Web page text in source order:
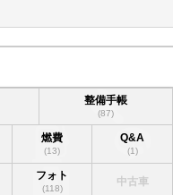
整備手帳
(87)
燃費
(13)
Q&A
(1)
フォト
(118)
中古車